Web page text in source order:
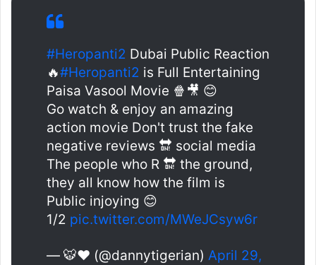
#Heropanti2 Dubai Public Reaction
🔥#Heropanti2 is Full Entertaining
Paisa Vasool Movie 🍿🎥 😊
Go watch & enjoy an amazing
action movie Don't trust the fake
negative reviews 🔛 social media
The people who R 🔛 the ground,
they all know how the film is
Public injoying 😊
1/2 pic.twitter.com/MWeJCsyw6r
— 🐯♥️ (@dannytigerian) April 29,